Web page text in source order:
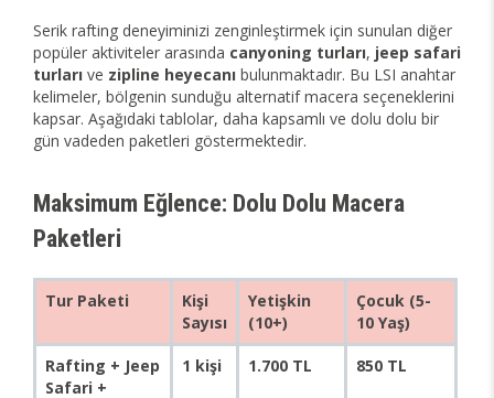
Serik rafting deneyiminizi zenginleştirmek için sunulan diğer
popüler aktiviteler arasında canyoning turları, jeep safari
turları ve zipline heyecanı bulunmaktadır. Bu LSI anahtar
kelimeler, bölgenin sunduğu alternatif macera seçeneklerini
kapsar. Aşağıdaki tablolar, daha kapsamlı ve dolu dolu bir
gün vadeden paketleri göstermektedir.
Maksimum Eğlence: Dolu Dolu Macera
Paketleri
Tur Paketi
Kişi
Sayısı
Yetişkin
(10+)
Çocuk (5-
10 Yaş)
Rafting + Jeep
Safari +
1 kişi 1.700 TL 850 TL